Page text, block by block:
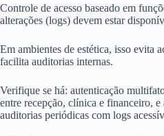
Controle de acesso baseado em
alterações (logs) devem estar
Em ambientes de estética, isso evita
facilita auditorias internas.
Verifique se há: autenticação
entre recepção, clínica e financeiro, e
auditorias periódicas com logs